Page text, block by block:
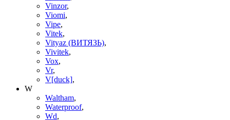
Vinzor,
Viomi,
Vipe,
Vitek,
Vityaz (ВИТЯЗЬ),
Vivitek,
Vox,
Vr,
V[duck],
W
Waltham,
Waterproof,
Wd,